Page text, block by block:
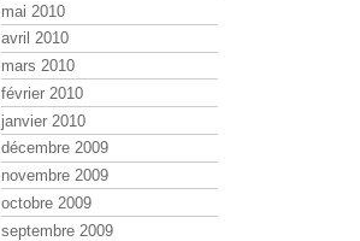
mai 2010
avril 2010
mars 2010
février 2010
janvier 2010
décembre 2009
novembre 2009
octobre 2009
septembre 2009